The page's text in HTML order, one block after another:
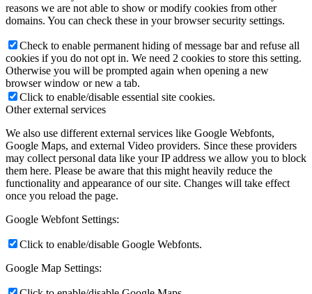
reasons we are not able to show or modify cookies from other
domains. You can check these in your browser security settings.
Check to enable permanent hiding of message bar and refuse all
cookies if you do not opt in. We need 2 cookies to store this setting.
Otherwise you will be prompted again when opening a new
browser window or new a tab.
Click to enable/disable essential site cookies.
Other external services
We also use different external services like Google Webfonts,
Google Maps, and external Video providers. Since these providers
may collect personal data like your IP address we allow you to block
them here. Please be aware that this might heavily reduce the
functionality and appearance of our site. Changes will take effect
once you reload the page.
Google Webfont Settings:
Click to enable/disable Google Webfonts.
Google Map Settings: